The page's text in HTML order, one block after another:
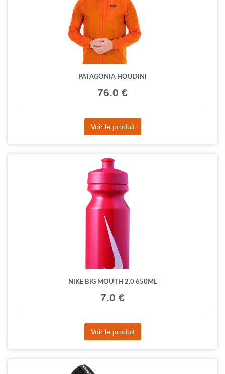
PATAGONIA HOUDINI
76.0 €
Voir le produit
NIKE BIG MOUTH 2.0 650ML
7.0 €
Voir le produit